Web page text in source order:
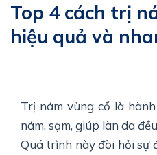
Top 4 cách trị
hiệu quả và
Trị nám vùng cổ là
nám, sạm, giúp làn da
Quá trình này đòi hỏi sự